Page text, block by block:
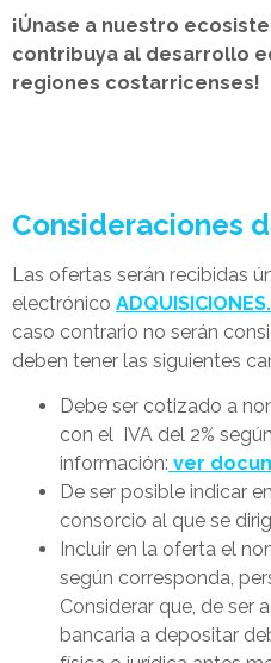
¡Únase a nuestro
contribuya al desarrollo
regiones costarricenses!
Consideraciones
Las ofertas serán recibidas
electrónico
caso contrario no serán
deben tener las siguientes
Debe ser cotizado a
con el IVA del 2%
información: ver
De ser posible indicar
consorcio al que se
Incluir en la oferta el
según corresponda,
Considerar que, de ser
bancaria a depositar